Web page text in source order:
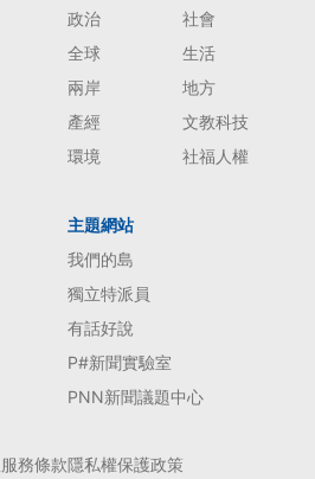
政治
社會
全球
生活
兩岸
地方
產經
文教科技
環境
社福人權
主題網站
我們的島
獨立特派員
有話好說
P#新聞實驗室
PNN新聞議題中心
服務條款隱私權保護政策